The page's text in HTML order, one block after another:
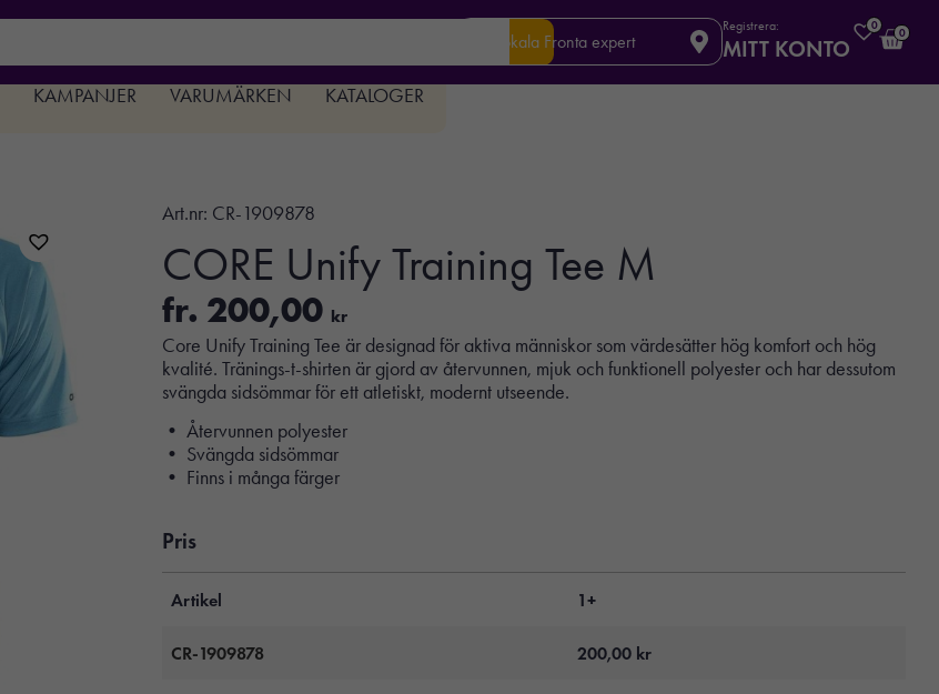
Din lokala Fronta expert
Registrera:
MITT KONTO
0
0
KAMPANJER VARUMÄRKEN KATALOGER
Art.nr: CR-1909878
CORE Unify Training Tee M
fr. 200,00 kr
Core Unify Training Tee är designad för aktiva människor som värdesätter hög komfort och hög
kvalité. Tränings-t-shirten är gjord av återvunnen, mjuk och funktionell polyester och har dessutom
svängda sidsömmar för ett atletiskt, modernt utseende.
• Återvunnen polyester
• Svängda sidsömmar
• Finns i många färger
Pris
Artikel 1+
CR-1909878 200,00 kr